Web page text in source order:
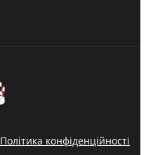
Політика конфіденційності